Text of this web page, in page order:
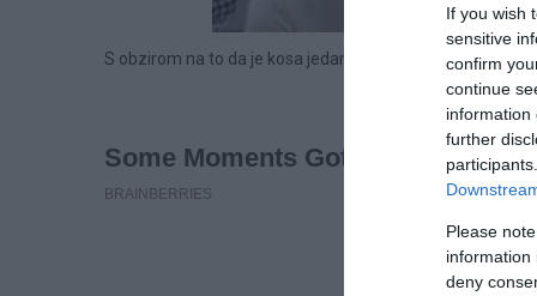
If you wish
sensitive
confirm
continue
information
further
Please
information
deny
S obzirom na to da je kosa jedan od prvih detalja koje